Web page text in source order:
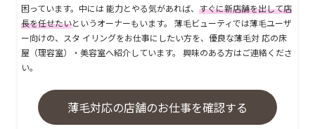
困っています。中には 能力とやる気があれば、 すぐに新店舗を出して店
長を任せたいというオーナーもいます。 薄毛ビューティでは薄毛ユーザ
ー向けの、スタ イリングをお仕事にしたい方を、優良な薄毛対 応の床
屋（理容室）・美容室へ紹介しています。 興味のある方はご連絡くださ
い。
薄毛対応の店舗のお仕事を確認する